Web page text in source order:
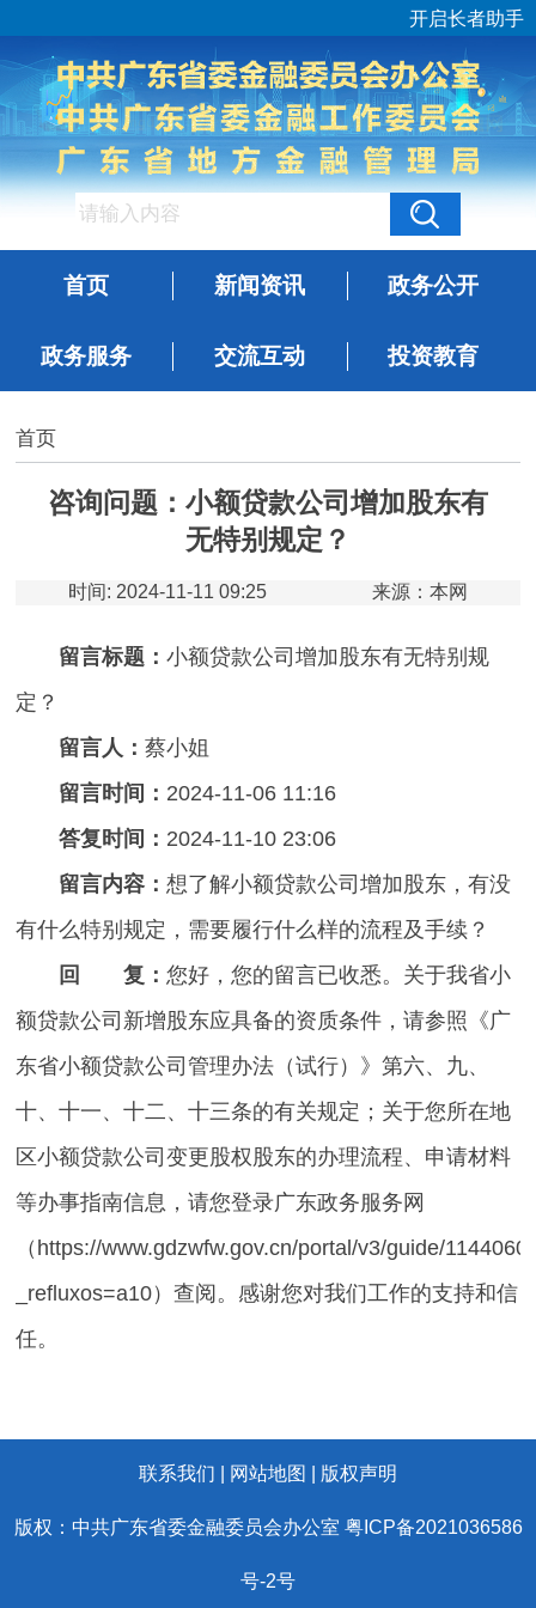
开启长者助手
首页 新闻资讯 政务公开
政务服务 交流互动 投资教育
首页
咨询问题：小额贷款公司增加股东有
无特别规定？
时间: 2024-11-11 09:25 来源：本网
留言标题：小额贷款公司增加股东有无特别规
定？
留言人：蔡小姐
留言时间： 2024-11-06 11:16
答复时间： 2024-11-10 23:06
留言内容：想了解小额贷款公司增加股东，有没
有什么特别规定，需要履行什么样的流程及手续？
回 复：您好，您的留言已收悉。关于我省小
额贷款公司新增股东应具备的资质条件，请参照《广
东省小额贷款公司管理办法（试行）》第六、九、
十、十一、十二、十三条的有关规定；关于您所在地
区小额贷款公司变更股权股东的办理流程、申请材料
等办事指南信息，请您登录广东政务服务网
（https://www.gdzwfw.gov.cn/portal/v3/guide/
_refluxos=a10）查阅。感谢您对我们工作的支持和信
任。
联系我们 | 网站地图 | 版权声明
版权：中共广东省委金融委员会办公室 粤ICP备2021036586
号-2号